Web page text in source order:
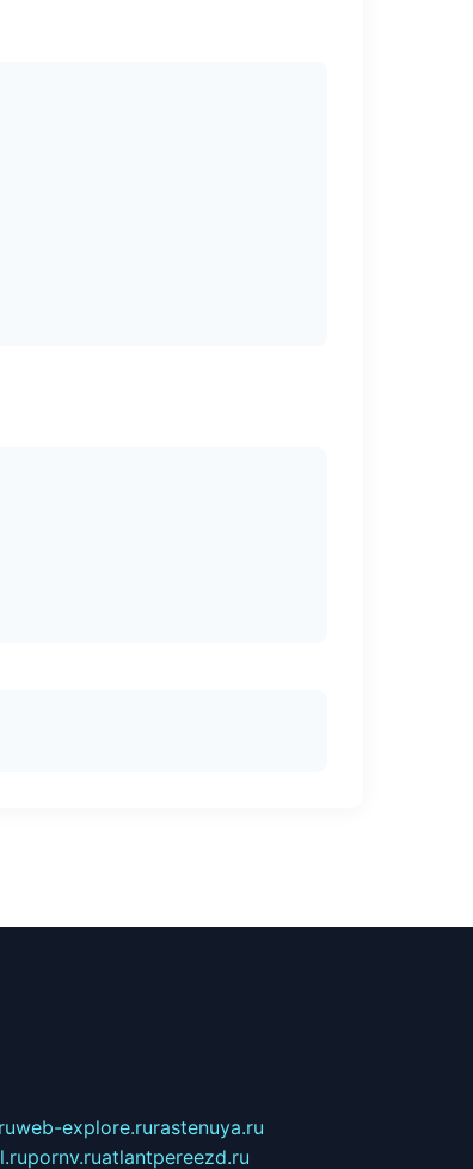
web-explore.rurastenuya.ru
pornv.ruatlantpereezd.ru